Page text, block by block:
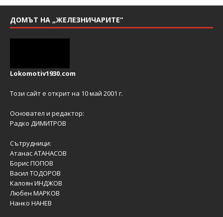
ДОМЪТ НА „ЖЕЛЕЗНИЧАРИТЕ“
Lokomotiv1930.com
Този сайт е открит на 10 май 2001 г.
Основател и редактор:
Радко ДИМИТРОВ
Сътрудници:
Атанас АТАНАСОВ
Борис ПОПОВ
Васил ТОДОРОВ
Калоян ИНДЖОВ
Любен МАРКОВ
Нанко НАНЕВ